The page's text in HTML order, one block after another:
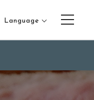
Language
日本語